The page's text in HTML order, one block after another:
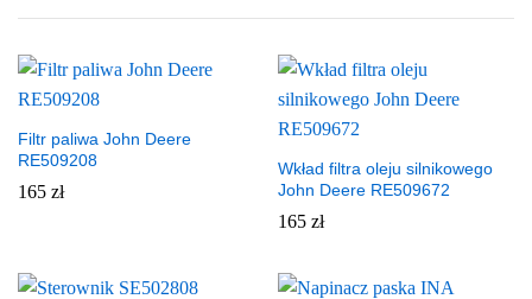
Filtr paliwa John Deere
RE509208
165 zł
Wkład filtra oleju silnikowego
John Deere RE509672
165 zł